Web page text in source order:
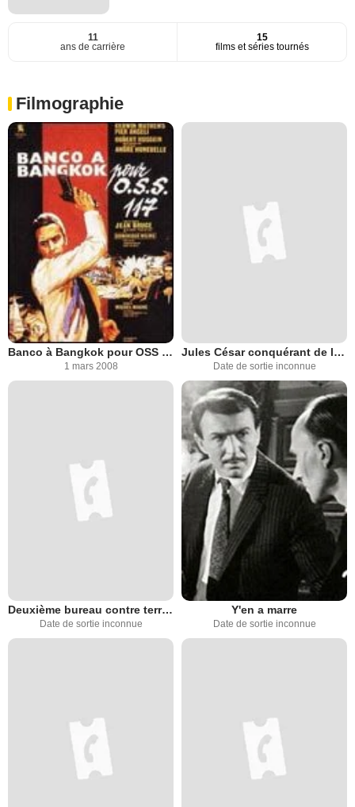
11
ans de carrière
15
films et séries tournés
Filmographie
Banco à Bangkok pour OSS 117
1 mars 2008
Jules César conquérant de la Gaule
Date de sortie inconnue
Deuxième bureau contre terroristes
Date de sortie inconnue
Y'en a marre
Date de sortie inconnue